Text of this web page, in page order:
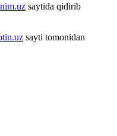
saytida qidirib
sayti tomonidan